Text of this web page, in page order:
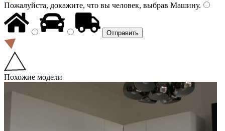
Пожалуйста, докажите, что вы человек, выбрав Машину.
Похожие модели